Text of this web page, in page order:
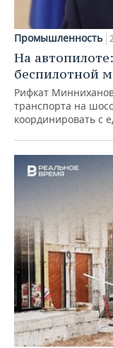
Промышленность
На
беспилотной
Рифкат
транспорта на
координировать с